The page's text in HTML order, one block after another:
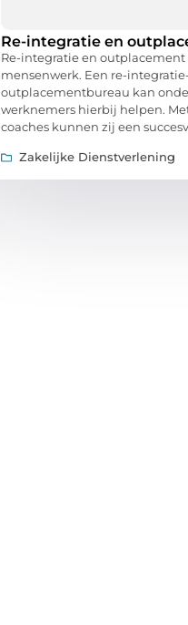
Re-integratie en
Re-integratie en outplacement
mensenwerk. Een re-
outplacementbureau kan
werknemers hierbij helpen.
coaches kunnen zij een
Zakelijke Dienstverlening